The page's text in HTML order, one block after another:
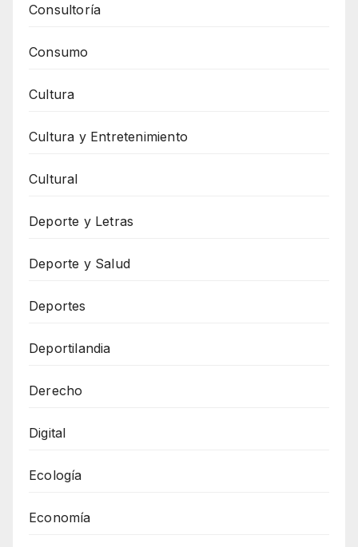
Consultoría
Consumo
Cultura
Cultura y Entretenimiento
Cultural
Deporte y Letras
Deporte y Salud
Deportes
Deportilandia
Derecho
Digital
Ecología
Economía